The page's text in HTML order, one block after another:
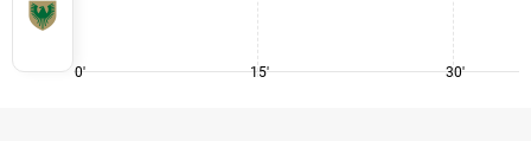
0' 15' 30'